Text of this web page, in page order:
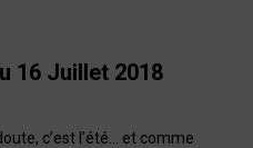
16 Juillet 2018
c’est l’été… et comme